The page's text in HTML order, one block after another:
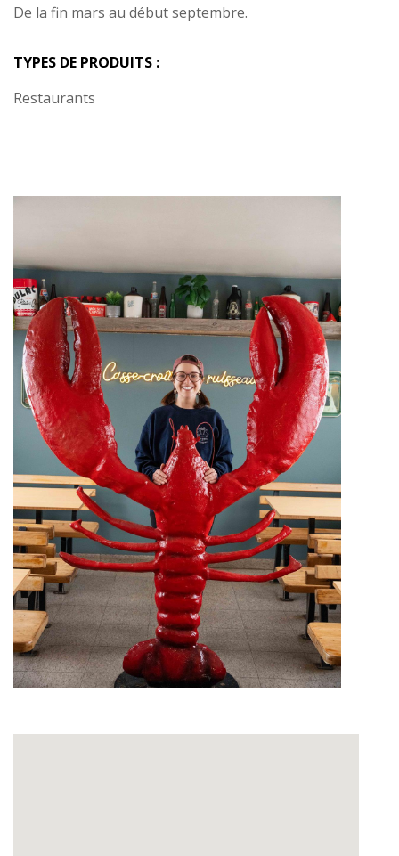
De la fin mars au début septembre.
TYPES DE PRODUITS :
Restaurants